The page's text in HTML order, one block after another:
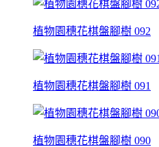
植物園穗花棋盤腳樹 092
植物園穗花棋盤腳樹 091
植物園穗花棋盤腳樹 090